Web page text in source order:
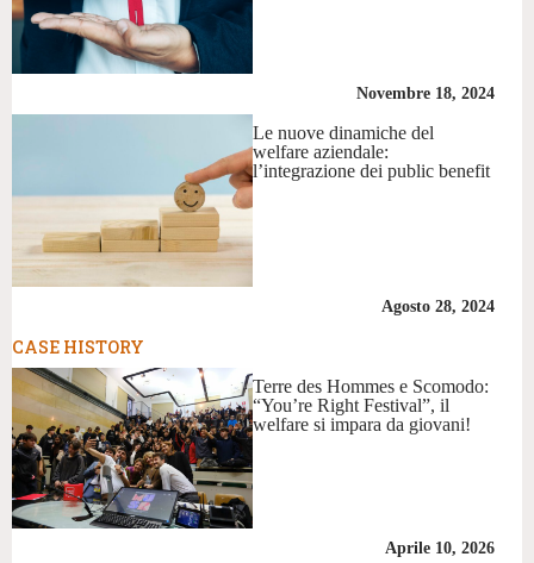
Novembre 18, 2024
Le nuove dinamiche del
welfare aziendale:
l’integrazione dei public benefit
Agosto 28, 2024
CASE HISTORY
Terre des Hommes e Scomodo:
“You’re Right Festival”, il
welfare si impara da giovani!
Aprile 10, 2026